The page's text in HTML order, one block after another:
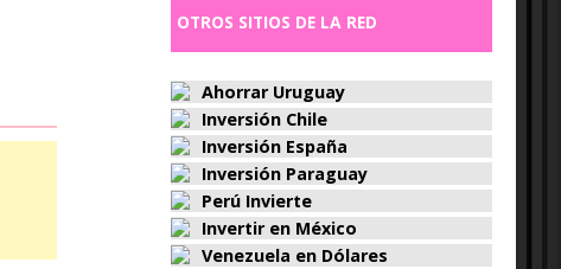
OTROS SITIOS DE LA RED
Ahorrar Uruguay
Inversión Chile
Inversión España
Inversión Paraguay
Perú Invierte
Invertir en México
Venezuela en Dólares